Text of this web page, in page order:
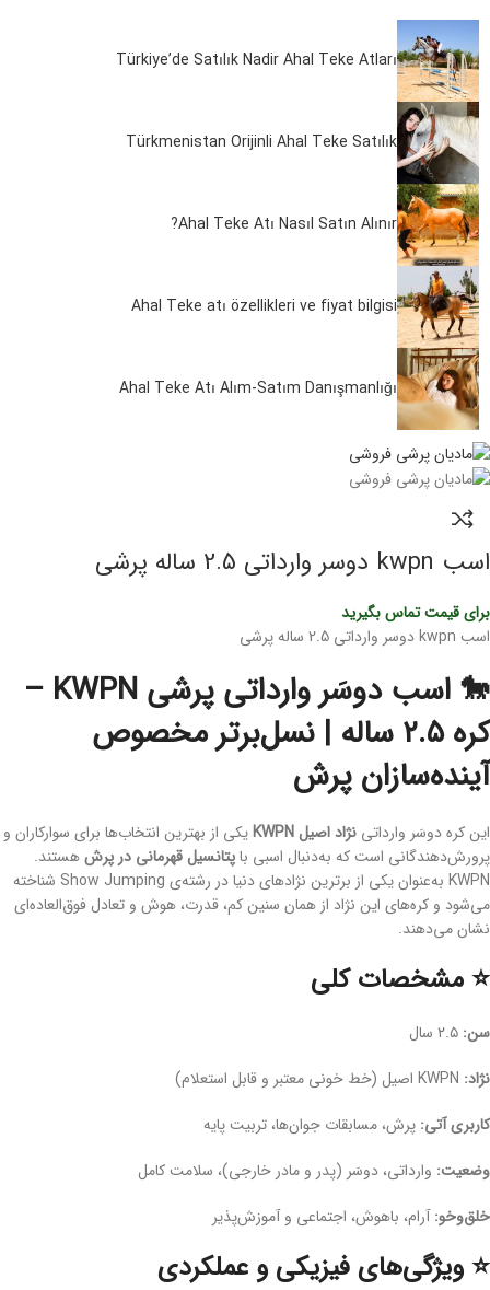
Türkiye’de Satılık Nadir Ahal Teke Atları
Türkmenistan Orijinli Ahal Teke Satılık
Ahal Teke Atı Nasıl Satın Alınır?
Ahal Teke atı özellikleri ve fiyat bilgisi
Ahal Teke Atı Alım-Satım Danışmanlığı
اسب kwpn دوسر وارداتی 2.5 ساله پرشی
برای قیمت تماس بگیرید
اسب kwpn دوسر وارداتی 2.5 ساله پرشی
🐎 اسب دوسَر وارداتی پرشی KWPN –
کره ۲.۵ ساله | نسل‌برتر مخصوص
آینده‌سازان پرش
این کره دوسَر وارداتی نژاد اصیل KWPN
یکی از بهترین انتخاب‌ها برای سوارکاران و
پرورش‌دهندگانی است که به‌دنبال اسبی باپتانسیل قهرمانی در پرشهستند.
KWPN به‌عنوان یکی از برترین نژادهای دنیا در رشته‌ی Show Jumping شناخته
می‌شود و کره‌های این نژاد از همان سنین کم، قدرت، هوش و تعادل فوق‌العاده‌ای
نشان می‌دهند.
⭐ مشخصات کلی
سن:
نژاد:
کاربری آتی: پرش، مسابقات جوان‌ها، تربیت پایه
وضعیت: وارداتی، دوسَر (پدر و مادر خارجی)، سلامت کامل
خلق‌وخو:آرام، باهوش، اجتماعی و آموزش‌پذیر
⭐ ویژگی‌های فیزیکی و عملکردی